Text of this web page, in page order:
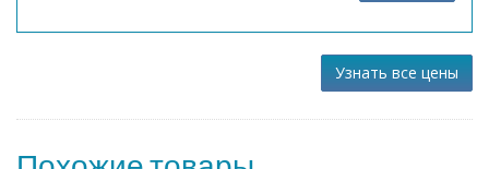
Узнать все цены